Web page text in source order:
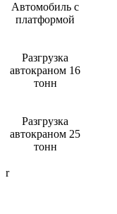
Автомобиль с
платформой
Разгрузка
автокраном 16
тонн
Разгрузка
автокраном 25
тонн
r